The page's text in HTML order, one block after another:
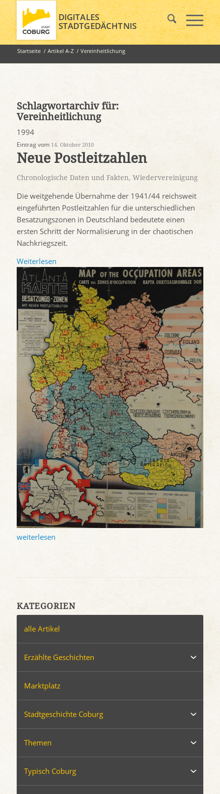
DIGITALES
STADTGEDÄCHTNIS
Startseite / Artikel A-Z / Vereinheitlichung
Schlagwortarchiv für:
Vereinheitlichung
1994
Eintrag vom 14. Oktober 2010
Neue Postleitzahlen
Chronologische Daten und Fakten, Wiedervereinigung
Die weitgehende Übernahme der 1941/44 reichsweit
eingeführten Postleitzahlen für die unterschiedlichen
Besatzungszonen in Deutschland bedeutete einen
ersten Schritt der Normalisierung in der chaotischen
Nachkriegszeit.
Weiterlesen
weiterlesen
KATEGORIEN
alle Artikel
Erzählte Geschichten
Marktplatz
Stadtgeschichte Coburg
Themen
Typisch Coburg